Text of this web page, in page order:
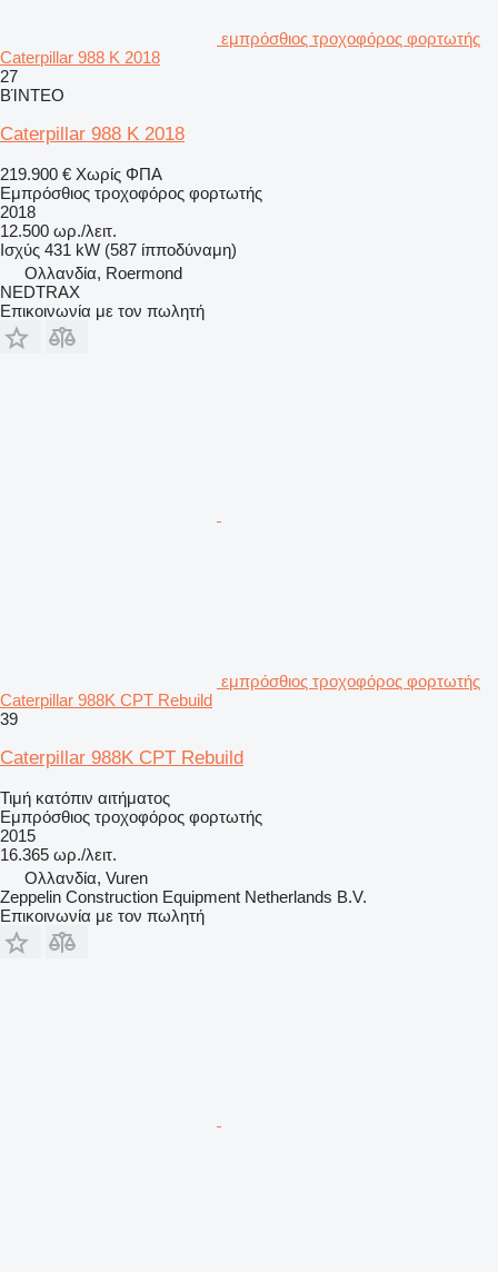
εμπρόσθιος τροχοφόρος φορτωτής
Caterpillar 988 K 2018
27
ΒΊΝΤΕΟ
Caterpillar 988 K 2018
219.900 € Χωρίς ΦΠΑ
Εμπρόσθιος τροχοφόρος φορτωτής
2018
12.500 ωρ./λειτ.
Ισχύς 431 kW (587 ίπποδύναμη)
Ολλανδία, Roermond
NEDTRAX
Επικοινωνία με τον πωλητή
εμπρόσθιος τροχοφόρος φορτωτής
Caterpillar 988K CPT Rebuild
39
Caterpillar 988K CPT Rebuild
Τιμή κατόπιν αιτήματος
Εμπρόσθιος τροχοφόρος φορτωτής
2015
16.365 ωρ./λειτ.
Ολλανδία, Vuren
Zeppelin Construction Equipment Netherlands B.V.
Επικοινωνία με τον πωλητή